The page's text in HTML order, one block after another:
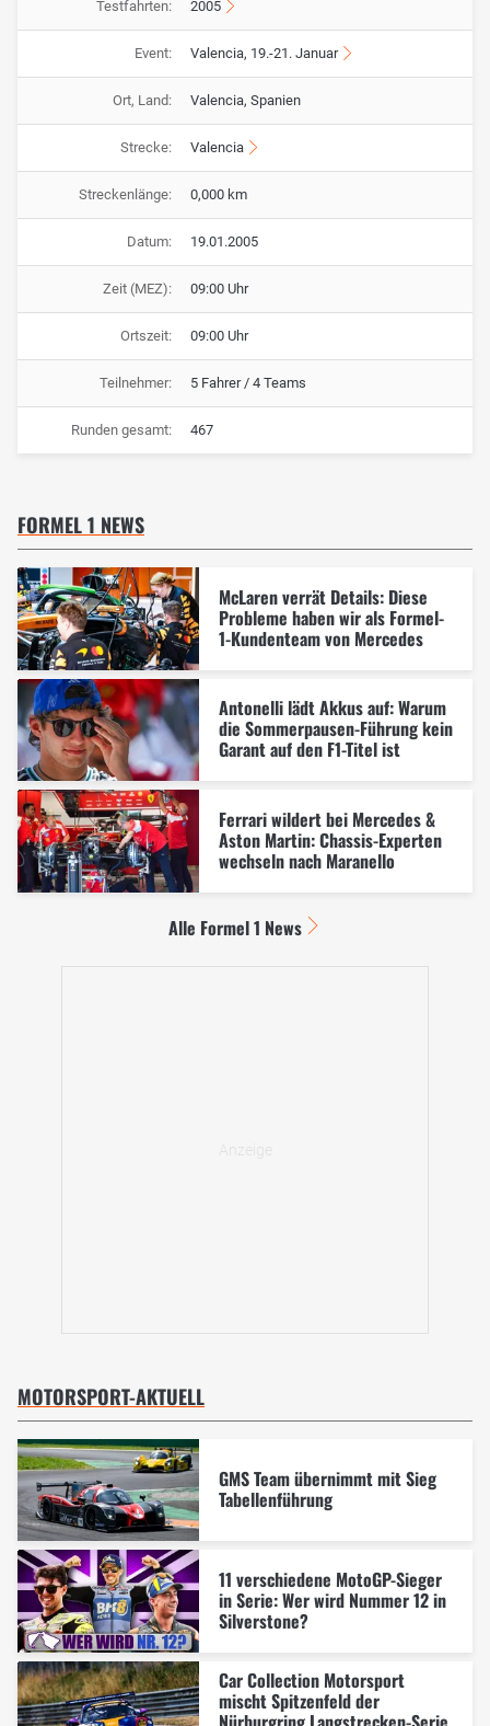
Testfahrten: 2005
Event: Valencia, 19.-21. Januar
Ort, Land: Valencia, Spanien
Strecke: Valencia
Streckenlänge: 0,000 km
Datum: 19.01.2005
Zeit (MEZ): 09:00 Uhr
Ortszeit: 09:00 Uhr
Teilnehmer: 5 Fahrer / 4 Teams
Runden gesamt: 467
FORMEL 1 NEWS
McLaren verrät Details: Diese
Probleme haben wir als Formel-
1-Kundenteam von Mercedes
Antonelli lädt Akkus auf: Warum
die Sommerpausen-Führung kein
Garant auf den F1-Titel ist
Ferrari wildert bei Mercedes &
Aston Martin: Chassis-Experten
wechseln nach Maranello
Alle Formel 1 News
MOTORSPORT-AKTUELL
GMS Team übernimmt mit Sieg
Tabellenführung
11 verschiedene MotoGP-Sieger
in Serie: Wer wird Nummer 12 in
Silverstone?
Car Collection Motorsport
mischt Spitzenfeld der